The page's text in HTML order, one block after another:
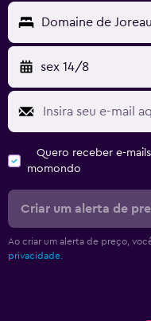
Domaine de Joreau
sex 14/8
Quero receber e-
momondo
Criar um alerta de
Ao criar um alerta de preço,
privacidade.